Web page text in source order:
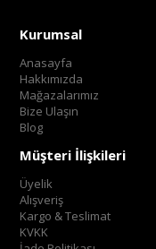
Kurumsal
Anasayfa
Hakkımızda
Mağazalarımız
Bize Ulaşın
Blog
Müşteri İlişkileri
Üyelik
Alışveriş
Kargo & Teslimat
KVKK